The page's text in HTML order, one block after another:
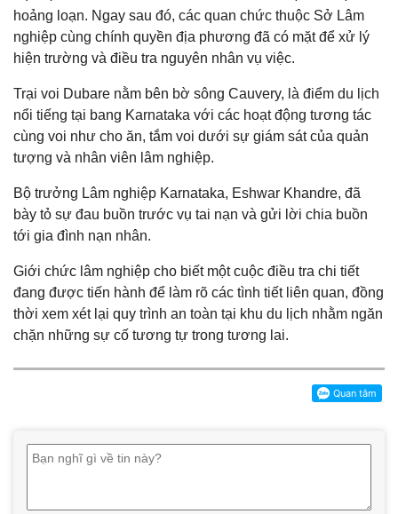
hoảng loạn. Ngay sau đó, các quan chức thuộc Sở Lâm
nghiệp cùng chính quyền địa phương đã có mặt để xử lý
hiện trường và điều tra nguyên nhân vụ việc.
Trại voi Dubare nằm bên bờ sông Cauvery, là điểm du lịch
nổi tiếng tại bang Karnataka với các hoạt động tương tác
cùng voi như cho ăn, tắm voi dưới sự giám sát của quản
tượng và nhân viên lâm nghiệp.
Bộ trưởng Lâm nghiệp Karnataka, Eshwar Khandre, đã
bày tỏ sự đau buồn trước vụ tai nạn và gửi lời chia buồn
tới gia đình nạn nhân.
Giới chức lâm nghiệp cho biết một cuộc điều tra chi tiết
đang được tiến hành để làm rõ các tình tiết liên quan, đồng
thời xem xét lại quy trình an toàn tại khu du lịch nhằm ngăn
chặn những sự cố tương tự trong tương lai.